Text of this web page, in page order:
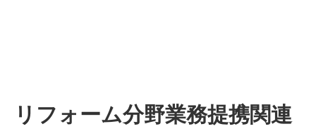
リフォーム分野業務提携関連